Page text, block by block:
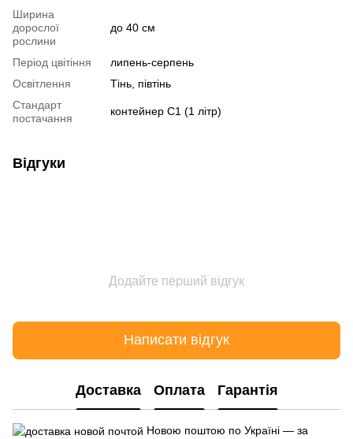
Ширина
дорослої
рослини
до 40 см
Період цвітіння
липень-серпень
Освітлення
Тінь, півтінь
Стандарт
постачання
контейнер С1 (1 літр)
Відгуки
Додайте перший відгук
Написати відгук
Доставка Оплата Гарантія
Новою поштою по Україні — за